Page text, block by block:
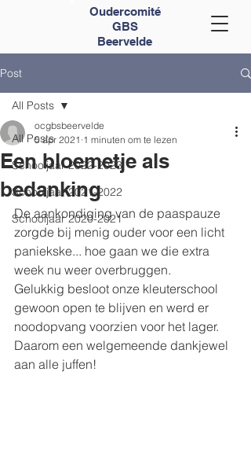
Oudercomité
GBS
Beervelde
Post
All Posts
Schooljaar 2022-2023
Schooljaar 2021-2022
Schooljaar 2020-2021
All Posts
Een bloemetje als
bedanking
ocgbsbeervelde
5 apr 2021 1 minuten om te lezen
De aankondiging van de paaspauze
zorgde bij menig ouder voor een licht
paniekske... hoe gaan we die extra
week nu weer overbruggen.
Gelukkig besloot onze kleuterschool
gewoon open te blijven en werd er
noodopvang voorzien voor het lager.
Daarom een welgemeende dankjewel
aan alle juffen!